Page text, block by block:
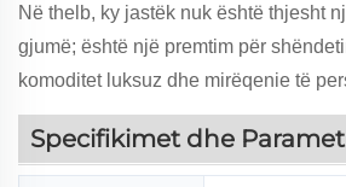
Në thelb, ky jastëk nuk është thjesht
gjumë; është një premtim për
komoditet luksuz dhe mirëqenie të
Specifikimet dhe